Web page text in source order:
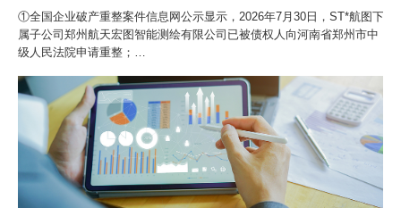
①全国企业破产重整案件信息网公示显示，2026年7月30日，ST*航图下
属子公司郑州航天宏图智能测绘有限公司已被债权人向河南省郑州市中
级人民法院申请重整；
动可转债转股、引进战略投资者、争取国资层面扶持与资产注入。